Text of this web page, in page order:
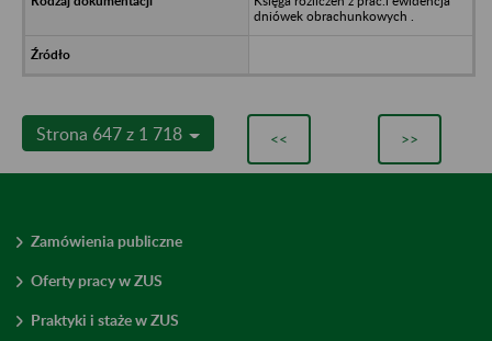
dniówek obrachunkowych .
Strona 647 z 1 718 << >>
Zamówienia publiczne
Oferty pracy w ZUS
Praktyki i staże w ZUS